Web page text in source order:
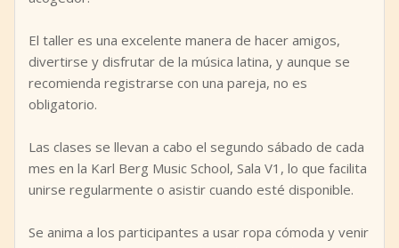
El taller es una excelente manera de hacer amigos,
divertirse y disfrutar de la música latina, y aunque se
recomienda registrarse con una pareja, no es
obligatorio.
Las clases se llevan a cabo el segundo sábado de cada
mes en la Karl Berg Music School, Sala V1, lo que facilita
unirse regularmente o asistir cuando esté disponible.
Se anima a los participantes a usar ropa cómoda y venir